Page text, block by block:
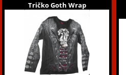
Tričko Goth Wrap